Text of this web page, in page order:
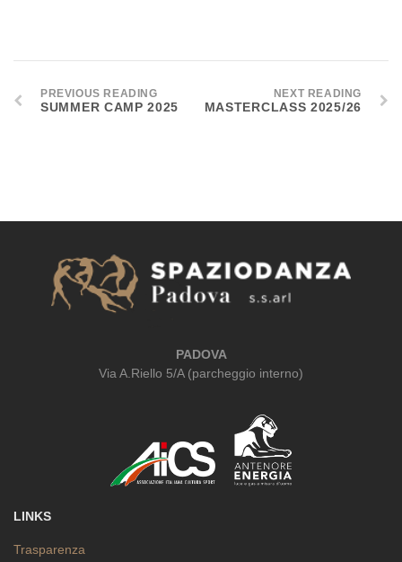
Via A.Riello 5/A (parcheggio interno)
SEGRETERIA
Tutte le mattine su appuntamento
(+39) 049 624 563
ORGANIZZAZIONE
Laura Pulin, Antonella Schiavon, Eleonora de Logu